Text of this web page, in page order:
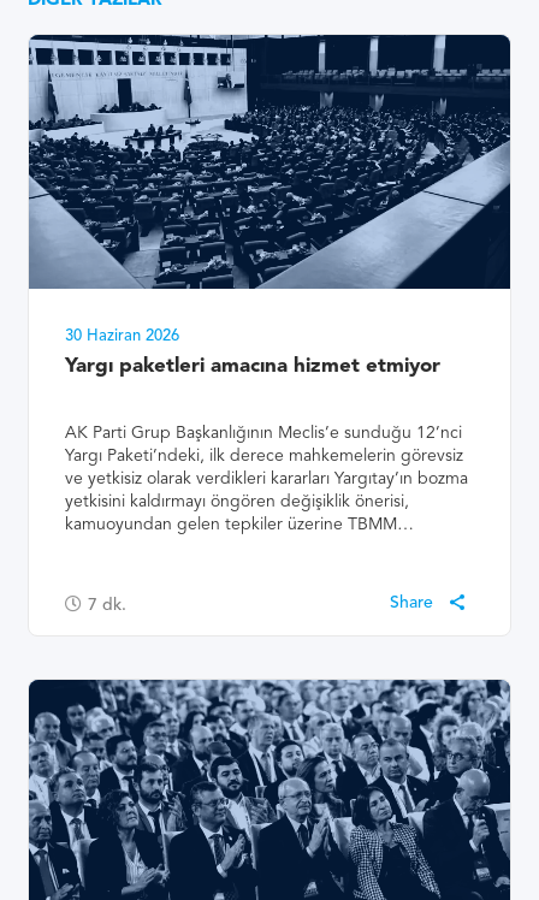
30 Haziran 2026
Yargı paketleri amacına hizmet etmiyor
AK Parti Grup Başkanlığının Meclis’e sunduğu 12’nci
Yargı Paketi’ndeki, ilk derece mahkemelerin görevsiz
ve yetkisiz olarak verdikleri kararları Yargıtay’ın bozma
yetkisini kaldırmayı öngören değişiklik önerisi,
kamuoyundan gelen tepkiler üzerine TBMM…
7 dk.